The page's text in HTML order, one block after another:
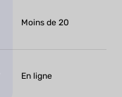
Moins de 20
En ligne